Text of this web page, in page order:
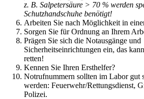
z. B. Salpetersäure > 70 % werden
Schutzhandschuhe benötigt!
Arbeiten Sie nach Möglichkeit in
Sorgen Sie für Ordnung an Ihrem
Prägen Sie sich die Notausgänge und
Sicherheitseinrichtungen ein, das
retten!
Kennen Sie Ihren Ersthelfer?
Notrufnummern sollten im Labor gut
werden: Feuerwehr/Rettungsdienst,
Polizei.